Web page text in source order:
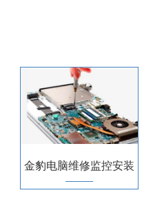
金豹电脑维修监控安装